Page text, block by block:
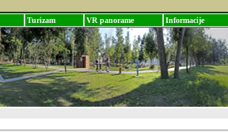
Turizam VR panorame Informacije